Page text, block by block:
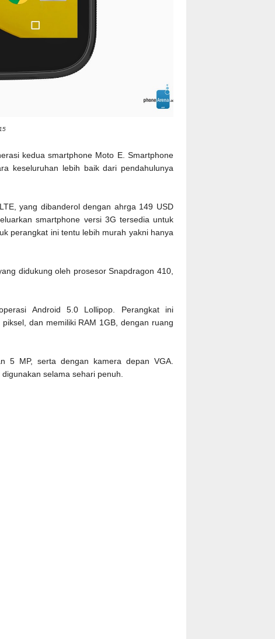
kedua smartphone Moto E. Smartphone
keseluruhan lebih baik dari pendahulunya
yang dibanderol dengan ahrga 149 USD
smartphone versi 3G tersedia untuk
perangkat ini tentu lebih murah yakni hanya
didukung oleh prosesor Snapdragon 410,
Android 5.0 Lollipop. Perangkat ini
dan memiliki RAM 1GB, dengan ruang
5 MP, serta dengan kamera depan VGA.
selama sehari penuh.